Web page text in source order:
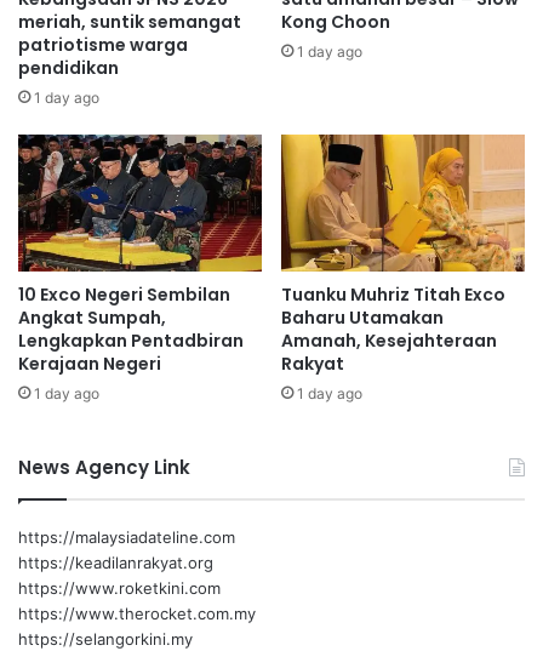
a
m
a
n
h
r
a
k
y
a
t
:
J
a
l
u
d
i
n
a
n
p
r
s
t
a
s
i
d
a
n
m
u
t
a
n
g
b
a
i
k
meriah, suntik semangat
patriotisme warga
pendidikan
1 day ago
Kong Choon
1 day ago
10 Exco Negeri Sembilan
Angkat Sumpah,
Lengkapkan Pentadbiran
Kerajaan Negeri
1 day ago
Tuanku Muhriz Titah Exco
Baharu Utamakan
Amanah, Kesejahteraan
Rakyat
1 day ago
News Agency Link
https://malaysiadateline.com
https://keadilanrakyat.org
https://www.roketkini.com
https://www.therocket.com.my
https://selangorkini.my